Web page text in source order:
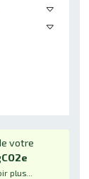
votre
plus...